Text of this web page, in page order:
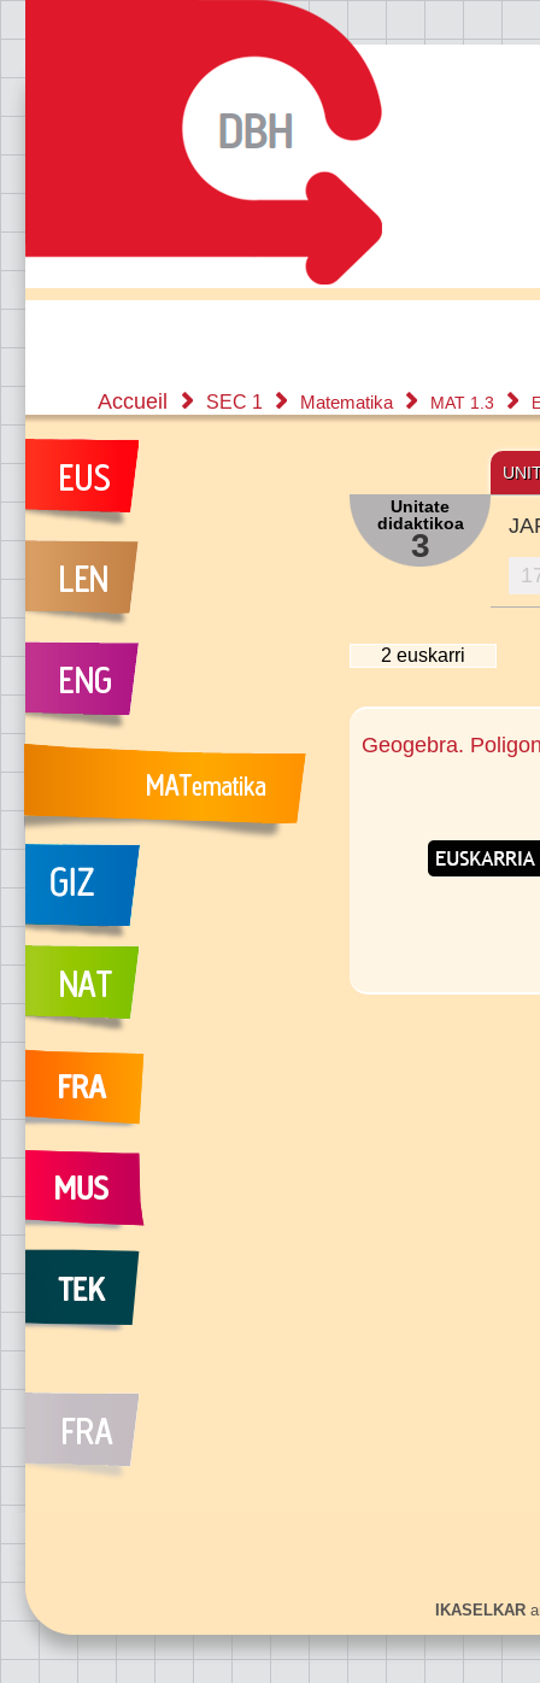
Accueil SEC 1 Matematika MAT 1.3
Unitate
didaktikoa
3
2 euskarri
Geogebra.
IKASELKAR